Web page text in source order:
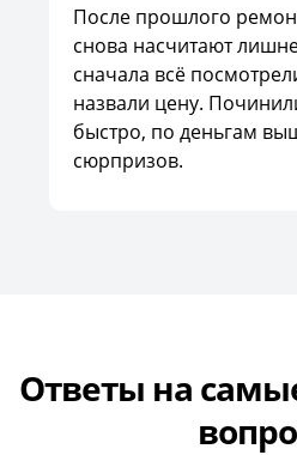
После прошлого
снова насчитают
сначала всё
назвали цену.
быстро, по деньгам
сюрпризов.
Ответы на